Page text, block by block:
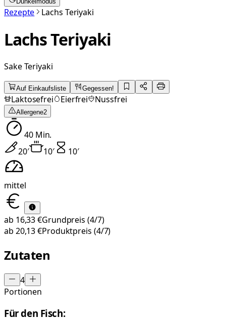
Rezepte Lachs Teriyaki
Lachs Teriyaki
Sake Teriyaki
Auf Einkaufsliste Gegessen!
Laktosefrei Eierfrei Nussfrei
Allergene2
40Min.
20′ 10′ 10′
mittel
ab 16,33 €Grundpreis (4/7)
ab 20,13 €Produktpreis (4/7)
Zutaten
4
Portionen
Für den Fisch: